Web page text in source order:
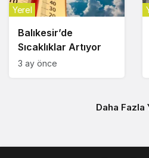
Balıkesir’de
Sıcaklıklar Artıyor
Yerel
3 ay önce
Daha Fazla